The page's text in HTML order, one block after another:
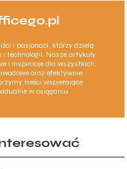
i pasjonaci, którzy dzielą
technologii. Nasze artykuły
i inspiracje dla wszystkich,
oraz efektywnie
treści wspierające
w osiąganiu